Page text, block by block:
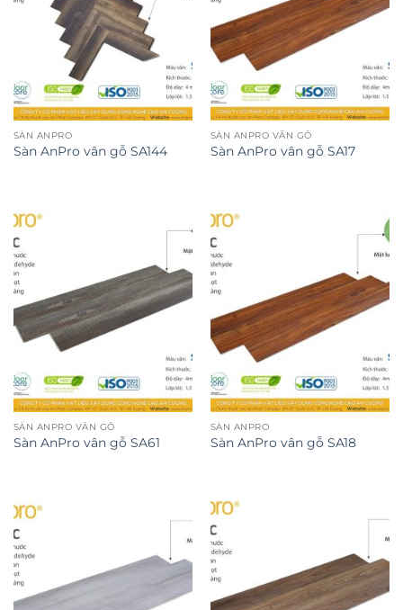
SÀN ANPRO
Sàn AnPro vân gỗ SA144
SÀN ANPRO VÂN GỖ
Sàn AnPro vân gỗ SA17
SÀN ANPRO VÂN GỖ
Sàn AnPro vân gỗ SA61
SÀN ANPRO
Sàn AnPro vân gỗ SA18